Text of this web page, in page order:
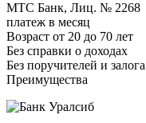
МТС Банк, Лиц. № 2268
платеж в месяц
Возраст от 20 до 70 лет
Без справки о доходах
Без поручителей и залога
Преимущества